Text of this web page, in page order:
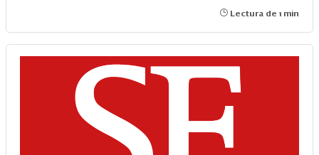
Lectura de 1 min